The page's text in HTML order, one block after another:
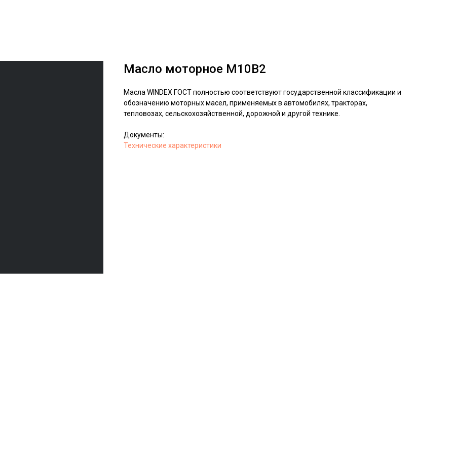
Масло моторное М10В2
Масла WINDEX ГОСТ полностью соответствуют государственной классификации и
обозначению моторных масел, применяемых в автомобилях, тракторах,
тепловозах, сельскохозяйственной, дорожной и другой технике.
Документы:
Технические характеристики